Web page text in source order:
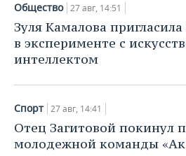
Общество 27 авг, 14:51
Зуля Камалова
в эксперименте с
интеллектом
Спорт 27 авг, 14:41
Отец Загитовой покинул
молодежной команды «Ак